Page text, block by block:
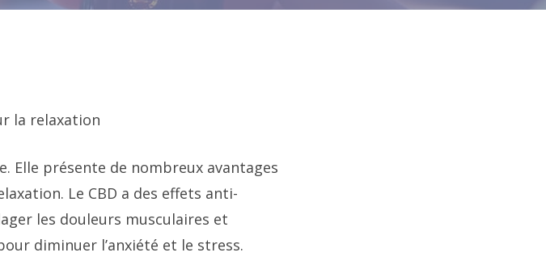
la relaxation
Elle présente de nombreux avantages
Le CBD a des effets anti-
les douleurs musculaires et
diminuer l’anxiété et le stress.